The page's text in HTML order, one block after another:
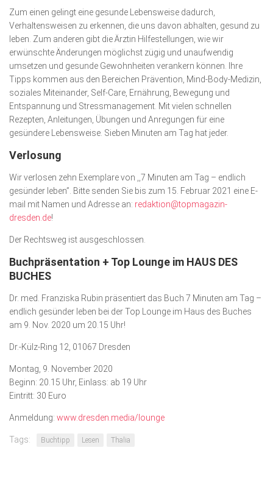
Allgemein
Sehen
Innovationen
Kampf gegen Krebs
Hören
Lebensart
Zum einen gelingt eine gesunde Lebensweise dadurch,
Verhaltensweisen zu erkennen, die uns davon abhalten, gesund zu
leben. Zum anderen gibt die Ärztin Hilfestellungen, wie wir
erwünschte Änderungen möglichst zügig und unaufwendig
umsetzen und gesunde Gewohnheiten verankern können. Ihre
Tipps kommen aus den Bereichen Prävention, Mind-Body-Medizin,
soziales Miteinander, Self-Care, Ernährung, Bewegung und
Entspannung und Stressmanagement. Mit vielen schnellen
Rezepten, Anleitungen, Übungen und Anregungen für eine
gesündere Lebensweise. Sieben Minuten am Tag hat jeder.
Verlosung
Wir verlosen zehn Exemplare von ,,7 Minuten am Tag – endlich
gesünder leben”. Bitte senden Sie bis zum 15. Februar 2021 eine E-
mail mit Namen und Adresse an: redaktion@topmagazin-
dresden.de!
Der Rechtsweg ist ausgeschlossen.
Buchpräsentation + Top Lounge im HAUS DES
BUCHES
Dr. med. Franziska Rubin präsentiert das Buch 7 Minuten am Tag –
endlich gesünder leben bei der Top Lounge im Haus des Buches
am 9. Nov. 2020 um 20.15 Uhr!
Dr.-Külz-Ring 12, 01067 Dresden
Montag, 9. November 2020
Beginn: 20.15 Uhr, Einlass: ab 19 Uhr
Eintritt: 30 Euro
Anmeldung: www.dresden.media/lounge
Tags: Buchtipp Lesen Thalia